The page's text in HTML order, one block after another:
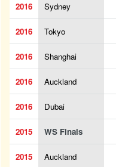
2016 Sydney
2016 Tokyo
2016 Shanghai
2016 Auckland
2016 Dubai
2015 WS Finals
2015 Auckland